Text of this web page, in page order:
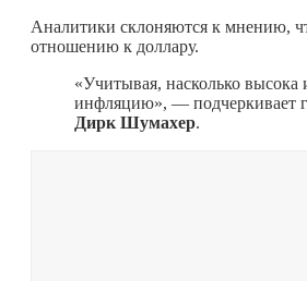
Аналитики склоняются к мнению,
отношению к доллару.
«Учитывая, насколько
инфляцию», — подчеркивает
Дирк Шумахер.